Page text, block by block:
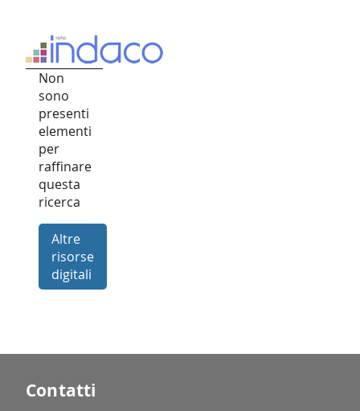
Non
sono
presenti
elementi
per
raffinare
questa
ricerca
Altre
risorse
digitali
Contatti